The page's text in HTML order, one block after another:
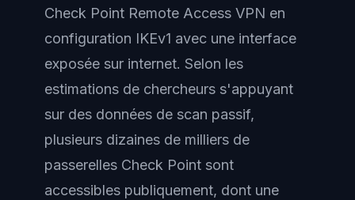
Check Point Remote Access VPN en
configuration IKEv1 avec une interface
exposée sur internet. Selon les
estimations de chercheurs s'appuyant
sur des données de scan passif,
plusieurs dizaines de milliers de
passerelles Check Point sont
accessibles publiquement, dont une